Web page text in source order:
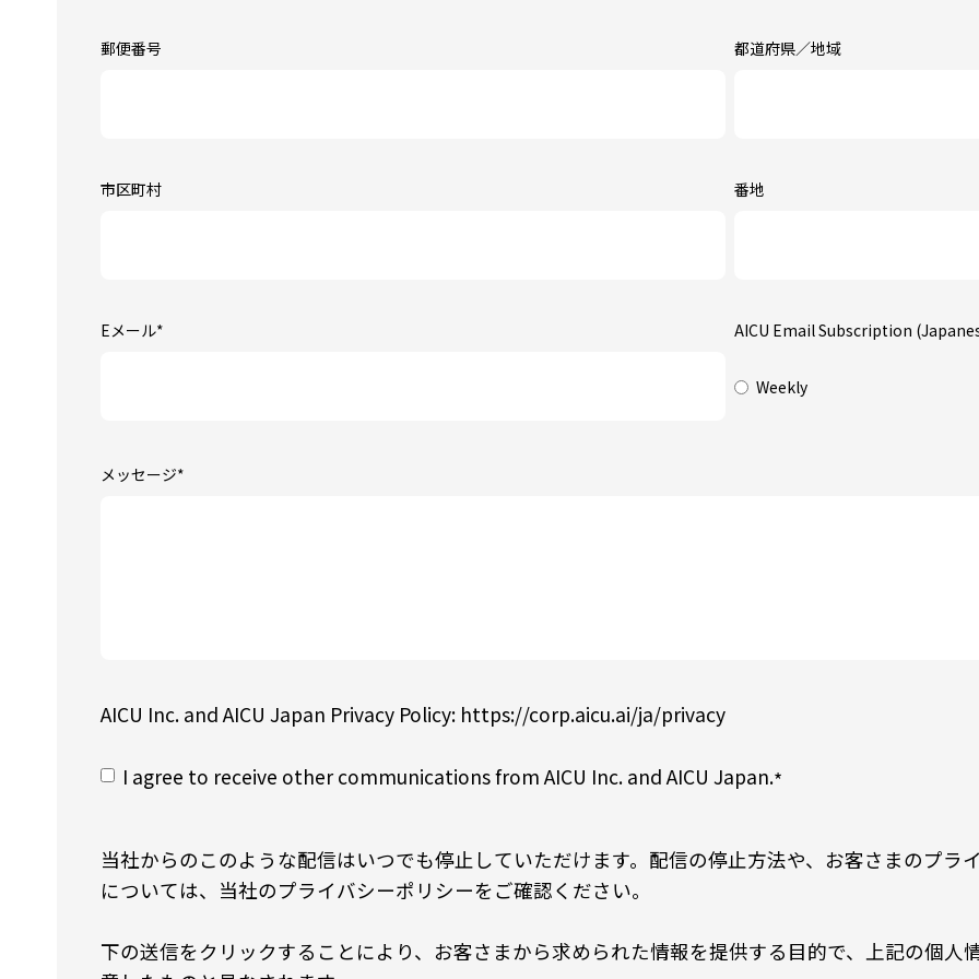
郵便番号 都道府県／地域
市区町村 番地
Eメール* AICU Email Subscription
Weekly
メッセージ*
AICU Inc. and AICU Japan Privacy Policy: https://corp.aicu.ai/ja/privacy
I agree to receive other communications from AICU Inc. and AICU Japan.*
当社からのこのような配信はいつでも停止していただけます。配信の停止方法や、お客さまのプラ
については、当社のプライバシーポリシーをご確認ください。
下の送信をクリックすることにより、お客さまから求められた情報を提供する目的で、上記の個人